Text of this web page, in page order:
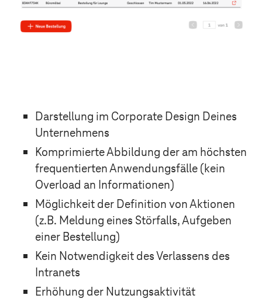
Darstellung im Corporate Design Deines
Unternehmens
Komprimierte Abbildung der am höchsten
frequentierten Anwendungsfälle (kein
Overload an Informationen)
Möglichkeit der Definition von Aktionen
(z.B. Meldung eines Störfalls, Aufgeben
einer Bestellung)
Kein Notwendigkeit des Verlassens des
Intranets
Erhöhung der Nutzungsaktivität